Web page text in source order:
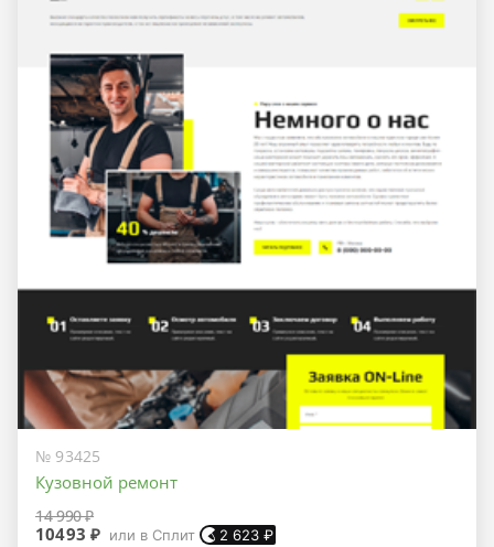
№ 93425
Кузовной ремонт
14 990 ₽
10493 ₽ или в Сплит 2 623 ₽